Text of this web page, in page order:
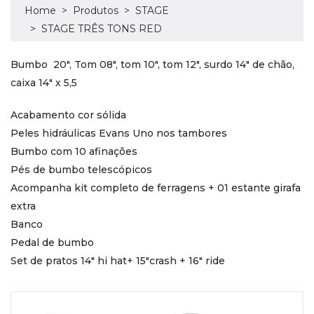
Home Produtos
STAGE
STAGE TRÊS TONS RED
Bumbo 20", Tom 08", tom 10", tom 12", surdo 14" de chão,
caixa 14" x 5,5
Acabamento cor sólida
Peles hidráulicas Evans Uno nos tambores
Bumbo com 10 afinações
Pés de bumbo telescópicos
Acompanha kit completo de ferragens + 01 estante girafa
extra
Banco
Pedal de bumbo
Set de pratos 14" hi hat+ 15"crash + 16" ride